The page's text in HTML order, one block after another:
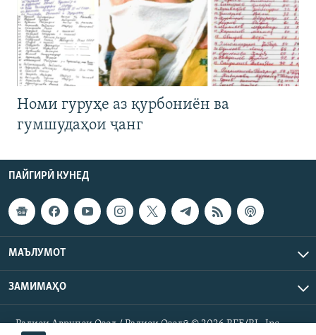
Номи гуруҳе аз қурбониён ва
гумшудаҳои ҷанг
ПАЙГИРӢ КУНЕД
МАЪЛУМОТ
ЗАМИМАҲО
Радиои Аврупои Озод / Радиои Озодӣ © 2026 RFE/RL. Inc.